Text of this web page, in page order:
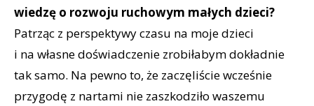
wiedzę o rozwoju ruchowym małych dzieci?
Patrząc z perspektywy czasu na moje dzieci
i na własne doświadczenie zrobiłabym dokładnie
tak samo. Na pewno to, że zaczęliście wcześnie
przygodę z nartami nie zaszkodziło waszemu